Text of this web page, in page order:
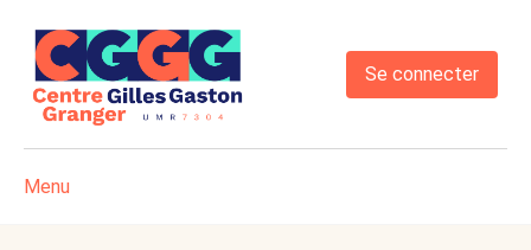
Se connecter
Menu